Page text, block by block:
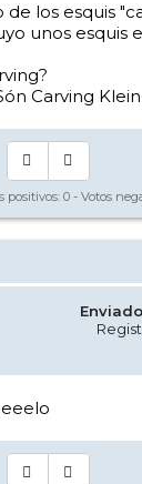
los esquis
unos esquis
Carving Klein
positivos: 0 - Votos